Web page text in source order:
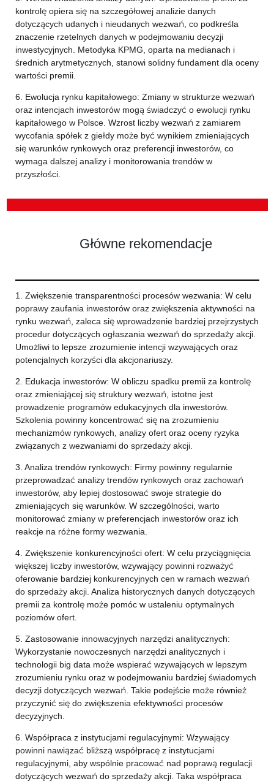
kontrolę opiera się na szczegółowej analizie danych
dotyczących udanych i nieudanych wezwań, co podkreśla
znaczenie rzetelnych danych w podejmowaniu decyzji
inwestycyjnych. Metodyka KPMG, oparta na medianach i
średnich arytmetycznych, stanowi solidny fundament dla oceny
wartości premii.
6. Ewolucja rynku kapitałowego: Zmiany w strukturze wezwań
oraz intencjach inwestorów mogą świadczyć o ewolucji rynku
kapitałowego w Polsce. Wzrost liczby wezwań z zamiarem
wycofania spółek z giełdy może być wynikiem zmieniających
się warunków rynkowych oraz preferencji inwestorów, co
wymaga dalszej analizy i monitorowania trendów w
przyszłości.
Główne rekomendacje
1. Zwiększenie transparentności procesów wezwania: W celu
poprawy zaufania inwestorów oraz zwiększenia aktywności na
rynku wezwań, zaleca się wprowadzenie bardziej przejrzystych
procedur dotyczących ogłaszania wezwań do sprzedaży akcji.
Umożliwi to lepsze zrozumienie intencji wzywających oraz
potencjalnych korzyści dla akcjonariuszy.
2. Edukacja inwestorów: W obliczu spadku premii za kontrolę
oraz zmieniającej się struktury wezwań, istotne jest
prowadzenie programów edukacyjnych dla inwestorów.
Szkolenia powinny koncentrować się na zrozumieniu
mechanizmów rynkowych, analizy ofert oraz oceny ryzyka
związanych z wezwaniami do sprzedaży akcji.
3. Analiza trendów rynkowych: Firmy powinny regularnie
przeprowadzać analizy trendów rynkowych oraz zachowań
inwestorów, aby lepiej dostosować swoje strategie do
zmieniających się warunków. W szczególności, warto
monitorować zmiany w preferencjach inwestorów oraz ich
reakcje na różne formy wezwania.
4. Zwiększenie konkurencyjności ofert: W celu przyciągnięcia
większej liczby inwestorów, wzywający powinni rozważyć
oferowanie bardziej konkurencyjnych cen w ramach wezwań
do sprzedaży akcji. Analiza historycznych danych dotyczących
premii za kontrolę może pomóc w ustaleniu optymalnych
poziomów ofert.
5. Zastosowanie innowacyjnych narzędzi analitycznych:
Wykorzystanie nowoczesnych narzędzi analitycznych i
technologii big data może wspierać wzywających w lepszym
zrozumieniu rynku oraz w podejmowaniu bardziej świadomych
decyzji dotyczących wezwań. Takie podejście może również
przyczynić się do zwiększenia efektywności procesów
decyzyjnych.
6. Współpraca z instytucjami regulacyjnymi: Wzywający
powinni nawiązać bliższą współpracę z instytucjami
regulacyjnymi, aby wspólnie pracować nad poprawą regulacji
dotyczących wezwań do sprzedaży akcji. Taka współpraca